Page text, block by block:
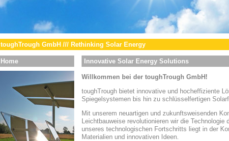
toughTrough GmbH /// Rethinking Solar Energy
Home Innovative Solar Energy Solutions
Willkommen bei der toughTrough GmbH!
toughTrough bietet innovative und hocheffiziente
Spiegelsystemen bis hin zu schlüsselfertigen
Mit unserem neuartigen und zukunftsweisenden
Leichtbauweise revolutionieren wir die
unseres technologischen Fortschritts liegt in der
Materialien und innovativen Ideen.